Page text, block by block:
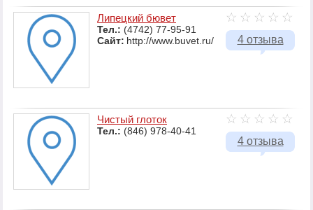
4 отзыва
Липецкий бювет
Тел.: (4742) 77-95-91
Сайт: http://www.buvet.ru/
4 отзыва
Чистый глоток
Тел.: (846) 978-40-41